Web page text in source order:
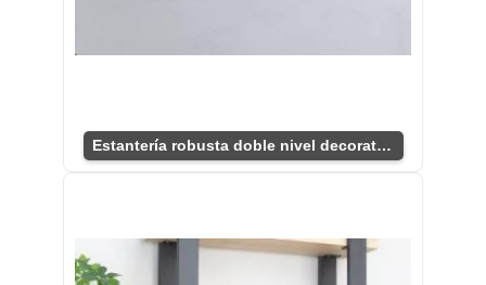
Estantería robusta doble nivel decorativa